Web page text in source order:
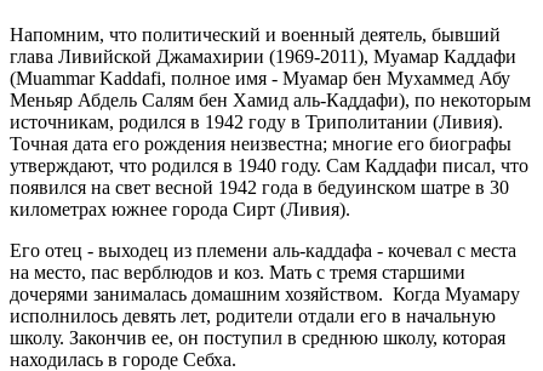
Напомним, что политический и военный деятель, бывший
глава Ливийской Джамахирии (1969-2011), Муамар Каддафи
(Muammar Kaddafi, полное имя - Муамар бен Мухаммед Абу
Меньяр Абдель Салям бен Хамид аль-Каддафи), по некоторым
источникам, родился в 1942 году в Триполитании (Ливия).
Точная дата его рождения неизвестна; многие его биографы
утверждают, что родился в 1940 году. Сам Каддафи писал, что
появился на свет весной 1942 года в бедуинском шатре в 30
километрах южнее города Сирт (Ливия).
Его отец - выходец из племени аль-каддафа - кочевал с места
на место, пас верблюдов и коз. Мать с тремя старшими
дочерями занималась домашним хозяйством. Когда Муамару
исполнилось девять лет, родители отдали его в начальную
школу. Закончив ее, он поступил в среднюю школу, которая
находилась в городе Себха.